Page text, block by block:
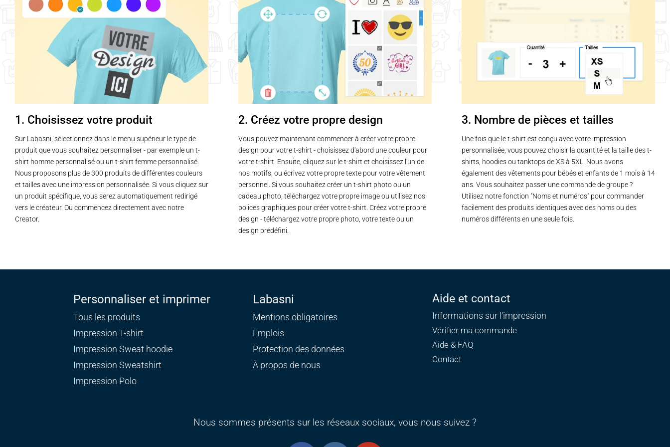
variations.
Les
options
peuvent
être
choisies
du
produit
variations.
Les
options
peuvent
être
choisies
sur
la
du
produit
variations.
Les
options
être
choisies
la
produit
peuvent
choisies
sur
du
produit
variations.
produit
1. Choisissez votre produit
Sur Labasni, sélectionnez dans le menu supérieur le type de
produit que vous souhaitez personnaliser - par exemple un t-
shirt homme personnalisé ou un t-shirt femme personnalisé.
Nous proposons plus de 300 produits de différentes couleurs
et tailles avec une impression personnalisée. Si vous cliquez sur
un produit spécifique, vous serez automatiquement redirigé
vers le créateur. Ou commencez directement avec notre
Creator.
2. Créez votre propre design
Vous pouvez maintenant commencer à créer votre propre
design pour votre t-shirt - choisissez d'abord une couleur pour
votre t-shirt. Ensuite, cliquez sur le t-shirt et choisissez l'un de
nos motifs, ou écrivez votre propre texte pour votre vêtement
personnel. Si vous souhaitez créer un t-shirt photo ou un
cadeau photo, téléchargez votre propre image ou utilisez nos
polices graphiques pour créer votre t-shirt. Créez votre propre
design - téléchargez votre propre photo, votre texte ou un
design prédéfini.
3. Nombre de pièces et tailles
Une fois que le t-shirt est conçu avec votre impression
personnalisée, vous pouvez choisir la quantité et la taille des t-
shirts, hoodies ou tanktops de XS à 5XL. Nous avons
également des vêtements pour bébés et enfants de 1 mois à 14
ans. Vous souhaitez passer une commande de groupe ?
Utilisez notre fonction "Noms et numéros" pour commander
facilement des produits identiques avec des noms ou des
numéros différents en une seule fois.
Personnaliser et imprimer
Tous les produits
Impression T-shirt
Impression Sweat hoodie
Impression Sweatshirt
Impression Polo
Labasni
Mentions obligatoires
Emplois
Protection des données
À propos de nous
Aide et contact
Informations sur l'impression
Vérifier ma commande
Aide & FAQ
Contact
Nous sommes présents sur les réseaux sociaux, vous nous suivez ?